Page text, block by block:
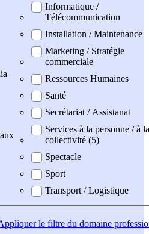
Informatique /
Télécommunication
Installation / Maintenance
Marketing / Stratégie
commerciale
Ressources Humaines
Santé
Secrétariat / Assistanat
Services à la personne / à la
collectivité (5)
Spectacle
Sport
Transport / Logistique
le filtre du domaine